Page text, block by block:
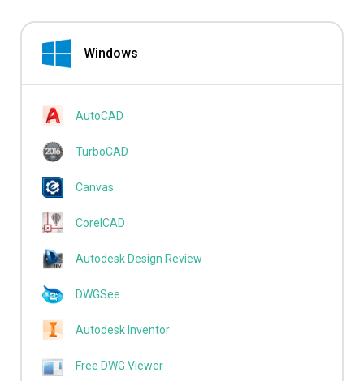
Windows
AutoCAD
TurboCAD
Canvas
CorelCAD
Autodesk Design Review
DWGSee
Autodesk Inventor
Free DWG Viewer